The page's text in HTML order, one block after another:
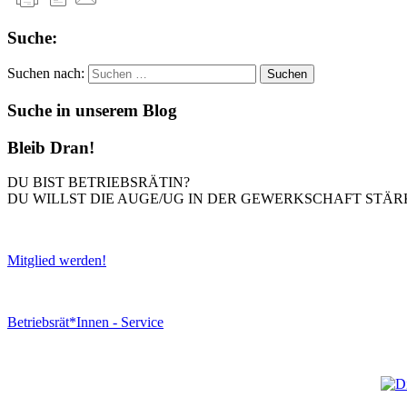
Suche:
Suchen nach:
Suche in unserem Blog
Bleib Dran!
DU BIST BETRIEBSRÄTIN?
DU WILLST DIE AUGE/UG IN DER GEWERKSCHAFT
Mitglied werden!
Betriebsrät*Innen - Service